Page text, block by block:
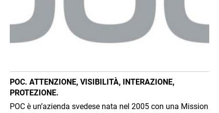
POC. ATTENZIONE, VISIBILITÀ, INTERAZIONE,
PROTEZIONE.
POC è un’azienda svedese nata nel 2005 con una Mission